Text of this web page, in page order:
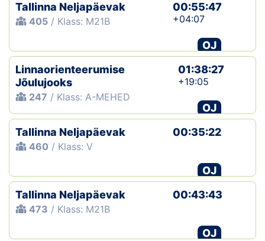
Tallinna Neljapäevak
405 / Klass: M21B
00:55:47
+04:07
OJ
Linnaorienteerumise
Jõulujooks
247 / Klass: A-MEHED
01:38:27
+19:05
OJ
Tallinna Neljapäevak
460 / Klass: V
00:35:22
OJ
Tallinna Neljapäevak
473 / Klass: M21B
00:43:43
OJ